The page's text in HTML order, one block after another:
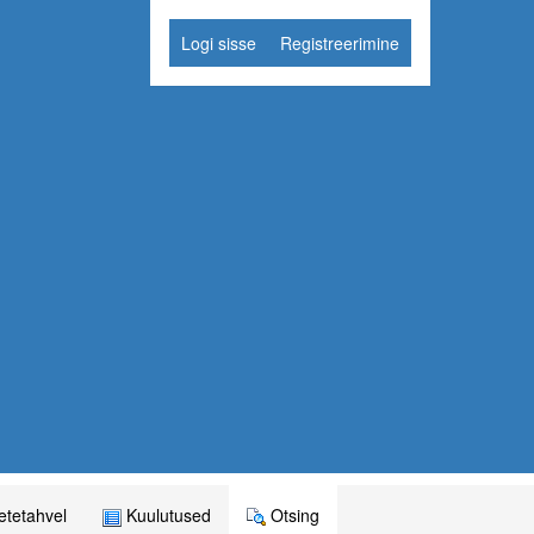
Logi sisse Registreerimine
Kuulutused Otsing